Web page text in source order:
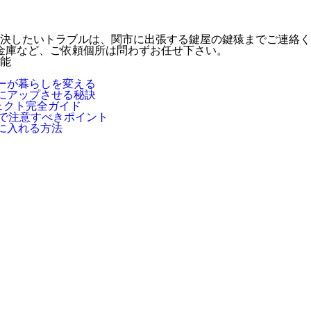
したいトラブルは、関市に出張する鍵屋の鍵猿までご連絡
など、ご依頼個所は問わずお任せ下さい。
が暮らしを変える
アップさせる秘訣
ト完全ガイド
注意すべきポイント
入れる方法